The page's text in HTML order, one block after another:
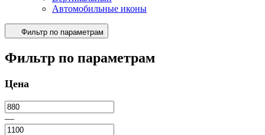
Автомобильные иконы
Фильтр по параметрам
Фильтр по параметрам
Цена
—